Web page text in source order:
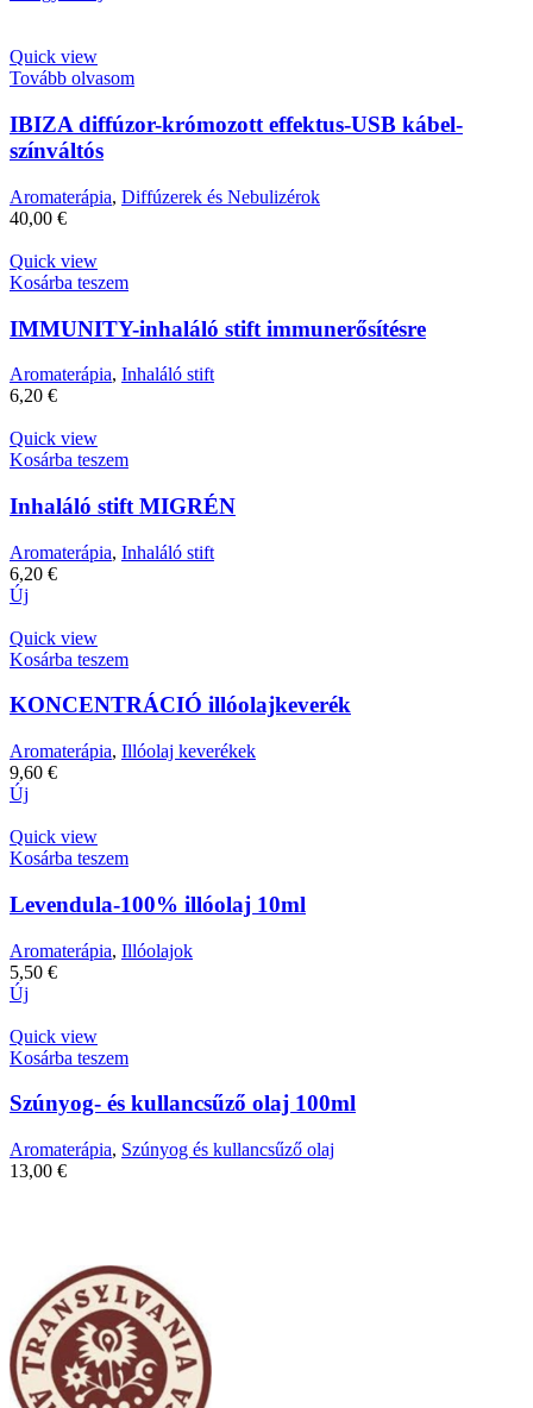
Quick view
Tovább olvasom
IBIZA diffúzor-krómozott effektus-USB kábel-
színváltós
Aromaterápia, Diffúzerek és Nebulizérok
40,00 €
Quick view
Kosárba teszem
IMMUNITY-inhaláló stift immunerősítésre
Aromaterápia, Inhaláló stift
6,20 €
Quick view
Kosárba teszem
Inhaláló stift MIGRÉN
Aromaterápia, Inhaláló stift
6,20 €
Új
Quick view
Kosárba teszem
KONCENTRÁCIÓ illóolajkeverék
Aromaterápia, Illóolaj keverékek
9,60 €
Új
Quick view
Kosárba teszem
Levendula-100% illóolaj 10ml
Aromaterápia, Illóolajok
5,50 €
Új
Quick view
Kosárba teszem
Szúnyog- és kullancsűző olaj 100ml
Aromaterápia, Szúnyog és kullancsűző olaj
13,00 €